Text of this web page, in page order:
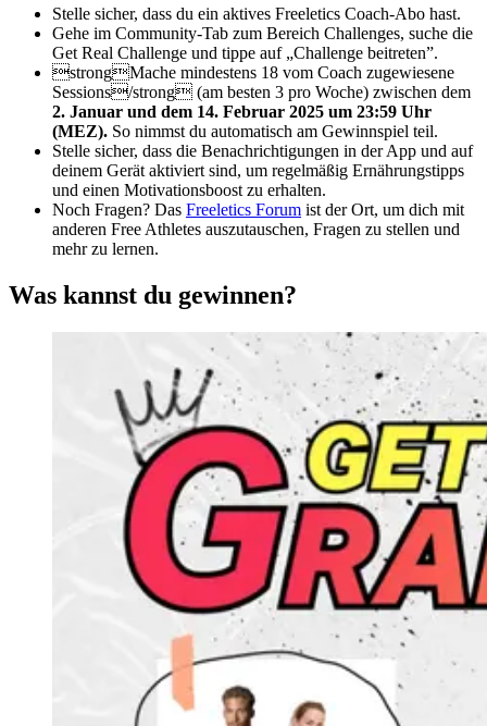
Stelle sicher, dass du ein aktives Freeletics Coach-Abo hast.
Gehe im Community-Tab zum Bereich Challenges, suche die
Get Real Challenge und tippe auf „Challenge beitreten”.
strongMache mindestens 18 vom Coach zugewiesene
Sessions/strong (am besten 3 pro Woche) zwischen dem
2. Januar und dem 14. Februar 2025 um 23:59 Uhr
(MEZ). So nimmst du automatisch am Gewinnspiel teil.
Stelle sicher, dass die Benachrichtigungen in der App und auf
deinem Gerät aktiviert sind, um regelmäßig Ernährungstipps
und einen Motivationsboost zu erhalten.
Noch Fragen? Das Freeletics Forum ist der Ort, um dich mit
anderen Free Athletes auszutauschen, Fragen zu stellen und
mehr zu lernen.
Was kannst du gewinnen?